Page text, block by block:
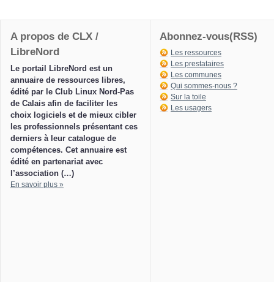
A propos de CLX /
LibreNord
Le portail LibreNord est un
annuaire de ressources libres,
édité par le Club Linux Nord-Pas
de Calais afin de faciliter les
choix logiciels et de mieux cibler
les professionnels présentant ces
derniers à leur catalogue de
compétences. Cet annuaire est
édité en partenariat avec
l’association (…)
En savoir plus »
Abonnez-vous(RSS)
Les ressources
Les prestataires
Les communes
Qui sommes-nous ?
Sur la toile
Les usagers